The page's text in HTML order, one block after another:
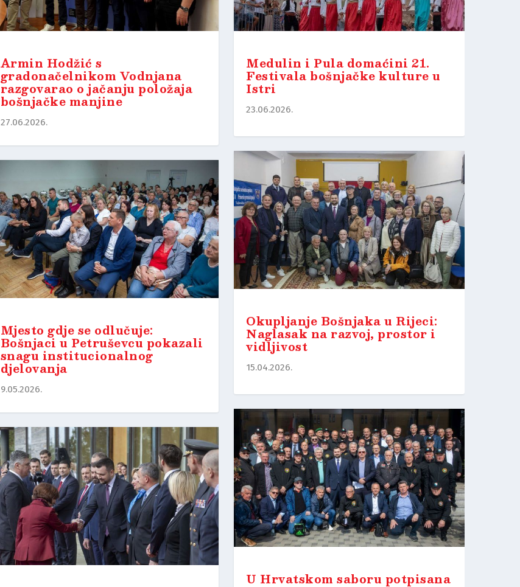
Armin Hodžić s
gradonačelnikom Vodnjana
razgovarao o jačanju položaja
bošnjačke manjine
27.06.2026.
Mjesto gdje se odlučuje:
Bošnjaci u Petruševcu pokazali
snagu institucionalnog
djelovanja
9.05.2026.
Medulin i Pula domaćini 21.
Festivala bošnjačke kulture u
Istri
23.06.2026.
Okupljanje Bošnjaka u Rijeci:
Naglasak na razvoj, prostor i
vidljivost
15.04.2026.
U Hrvatskom saboru potpisana